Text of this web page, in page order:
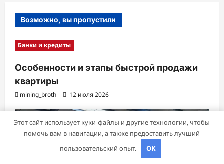
Возможно, вы пропустили
Банки и кредиты
Особенности и этапы быстрой продажи
квартиры
mining_broth 12 июля 2026
Этот сайт использует куки-файлы и другие технологии, чтобы
помочь вам в навигации, а также предоставить лучший
пользовательский опыт.
OK